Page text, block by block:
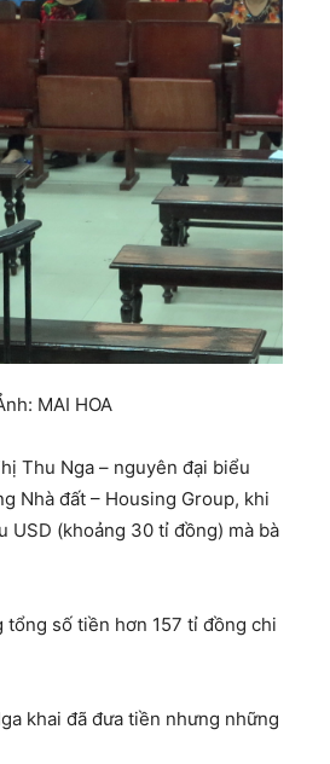
MAI HOA
Thu Nga – nguyên đại biểu
Nhà đất – Housing Group, khi
USD (khoảng 30 tỉ đồng) mà bà
số tiền hơn 157 tỉ đồng chi
khai đã đưa tiền nhưng những